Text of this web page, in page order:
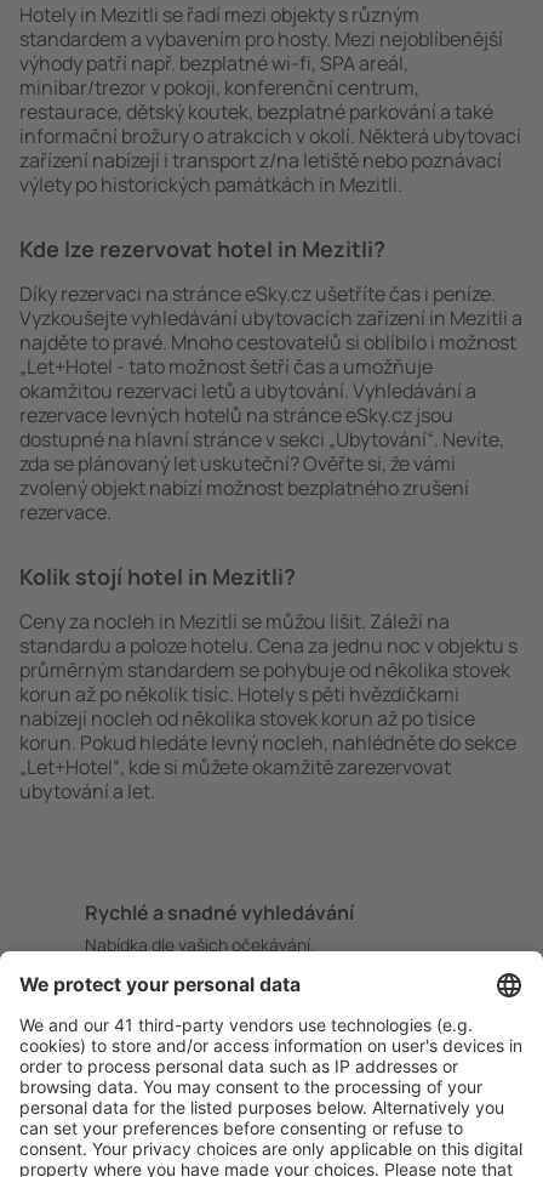
Hotely in Mezitli se řadí mezi objekty s různým
standardem a vybavením pro hosty. Mezi nejoblíbenější
výhody patří např. bezplatné wi-fi, SPA areál,
minibar/trezor v pokoji, konferenční centrum,
restaurace, dětský koutek, bezplatné parkování a také
informační brožury o atrakcích v okolí. Některá ubytovací
zařízení nabízejí i transport z/na letiště nebo poznávací
výlety po historických památkách in Mezitli.
Kde lze rezervovat hotel in Mezitli?
Díky rezervaci na stránce eSky.cz ušetříte čas i peníze.
Vyzkoušejte vyhledávání ubytovacích zařízení in Mezitli a
najděte to pravé. Mnoho cestovatelů si oblíbilo i možnost
„Let+Hotel - tato možnost šetří čas a umožňuje
okamžitou rezervaci letů a ubytování. Vyhledávání a
rezervace levných hotelů na stránce eSky.cz jsou
dostupné na hlavní stránce v sekci „Ubytování“. Nevíte,
zda se plánovaný let uskuteční? Ověřte si, že vámi
zvolený objekt nabízí možnost bezplatného zrušení
rezervace.
Kolik stojí hotel in Mezitli?
Ceny za nocleh in Mezitli se můžou lišit. Záleží na
standardu a poloze hotelu. Cena za jednu noc v objektu s
průměrným standardem se pohybuje od několika stovek
korun až po několik tisíc. Hotely s pěti hvězdičkami
nabízejí nocleh od několika stovek korun až po tisíce
korun. Pokud hledáte levný nocleh, nahlédněte do sekce
„Let+Hotel“, kde si můžete okamžitě zarezervovat
ubytování a let.
Rychlé a snadné vyhledávání
Nabídka dle vašich očekávání.
Pečlivé plánování
Bezproblémová rezervace s možností bezplatného
zrušení.
S námi ušetříte
Atraktivní ceny a speciální nabídky pro přihlášené